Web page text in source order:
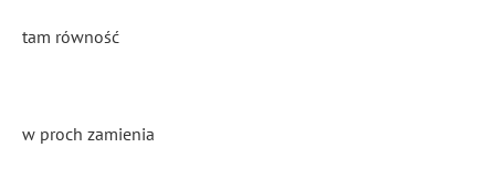
tam równość
w proch zamienia